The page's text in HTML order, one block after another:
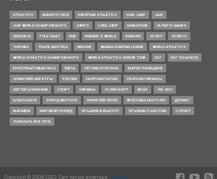
ATHLETICS BUDAPEST2023 EUROPEAN ATHLETICS HIGH JUMP IAAF
IAAF WORLD CHAMPIONSHIPS JUMPS LONG JUMP MARATHON OLYMPIC GAMES
OREGON22 POLE VAULT RUN RUNNER’S WORLD RUNNING SPORT SPORTS
THROWS TRACK AND FIELD UKRAINE WANDA DIAMOND LEAGUE WORLD ATHLETICS
WORLD ATHLETICS CHAMPIONSHIPS WORLD ATHLETICS INDOOR TOUR БЕГ БЕГ ПО ШОССЕ
БРИЛЛИАНТОВАЯ ЛИГА ВФЛА ЛЕГКАЯ АТЛЕТИКА МАРИЯ ЛАСИЦКЕНЕ
ОЛИМПИЙСКИЕ ИГРЫ РОССИЯ СБОРНАЯ РОССИИ СБОРНАЯ УКРАИНЫ
СЕРГЕЙ ШУБЕНКОВ СПОРТ УКРАИНА УСЭЙН БОЛТ ФЛАУ ЧМ-2017
ШКОЛА БЕГА ЭЛИУД КИПЧОГЕ ЮЛИЯ ЛЕВЧЕНКО ЯРОСЛАВА МАГУЧИХ ДОПИНГ
МАРАФОН МИРОВОЙ РЕКОРД ПРЫЖКИ В ВЫСОТУ ПРЫЖКИ С ШЕСТОМ СПРИНТ
ПОКАЗАТЬ ВСЕ ТЕГИ
Copyright © 2008-2022 Світ легкої атлетики. Timing